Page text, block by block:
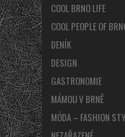
COOL BRNO LIFE
COOL PEOPLE OF
DENÍK
DESIGN
GASTRONOMIE
MÁMOU V BRNĚ
MÓDA – FASHION